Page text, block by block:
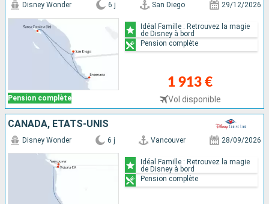
Pension complète
Disney Wonder 6 j San Diego 29/12/2026
1 913 €
Vol disponible
Idéal Famille : Retrouvez la magie
de Disney à bord
Pension complète
CANADA, ÉTATS-UNIS
Disney Wonder 6 j Vancouver 28/09/2026
Idéal Famille : Retrouvez la magie
de Disney à bord
Pension complète